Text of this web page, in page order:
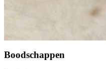
Boodschappen